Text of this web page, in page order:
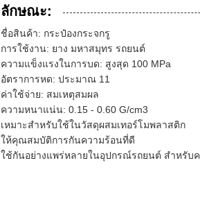
ลักษณะ:
ชื่อสินค้า: กระป๋องกระจกรู
การใช้งาน: ยาง มหาสมุทร รถยนต์
ความแข็งแรงในการบด: สูงสุด 100 MPa
อัตราการหด: ประมาณ 11
ค่าใช้จ่าย: สมเหตุสมผล
ความหนาแน่น: 0.15 - 0.60 G/cm3
เหมาะสําหรับใช้ในวัสดุผสมเทอร์โมพลาสติก
ให้คุณสมบัติการกันความร้อนที่ดี
ใช้กันอย่างแพร่หลายในอุปกรณ์รถยนต์ สําหรับ